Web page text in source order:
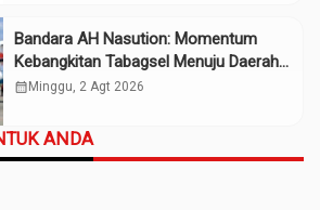
Bandara AH Nasution: Momentum
Kebangkitan Tabagsel Menuju Daerah
Maju
calendar_month Minggu, 2 Agt 2026
ANDA